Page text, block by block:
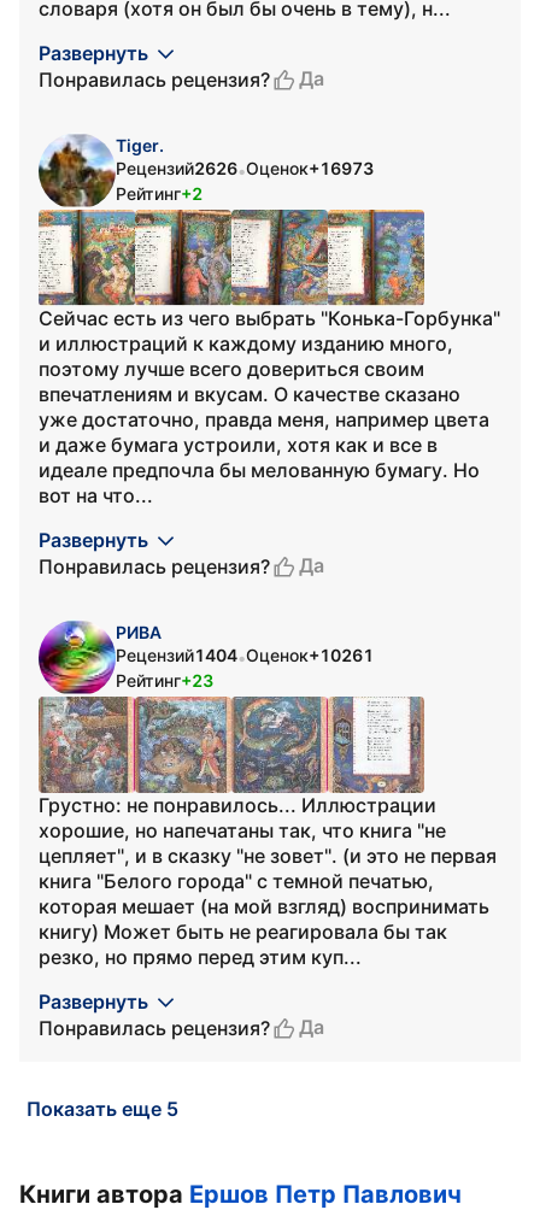
словаря (хотя он был бы очень в тему), н...
Развернуть
Понравилась рецензия?
Да
Tiger.
Рецензий2626•Оценок+16973
Рейтинг+2
Сейчас есть из чего выбрать "Конька-Горбунка"
и иллюстраций к каждому изданию много,
поэтому лучше всего довериться своим
впечатлениям и вкусам. О качестве сказано
уже достаточно, правда меня, например цвета
и даже бумага устроили, хотя как и все в
идеале предпочла бы мелованную бумагу. Но
вот на что...
Развернуть
Понравилась рецензия?
Да
РИВА
Рецензий1404•Оценок+10261
Рейтинг+23
Грустно: не понравилось... Иллюстрации
хорошие, но напечатаны так, что книга "не
цепляет", и в сказку "не зовет". (и это не первая
книга "Белого города" с темной печатью,
которая мешает (на мой взгляд) воспринимать
книгу) Может быть не реагировала бы так
резко, но прямо перед этим куп...
Развернуть
Понравилась рецензия?
Да
Показать еще 5
Книги автора Ершов Петр Павлович